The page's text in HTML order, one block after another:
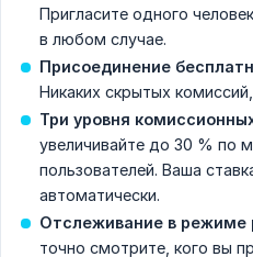
Пригласите одного
в любом случае.
Присоединение
Никаких скрытых
Три уровня
увеличивайте до 30 % по
пользователей. Ваша
автоматически.
Отслеживание в режиме
точно смотрите, кого вы